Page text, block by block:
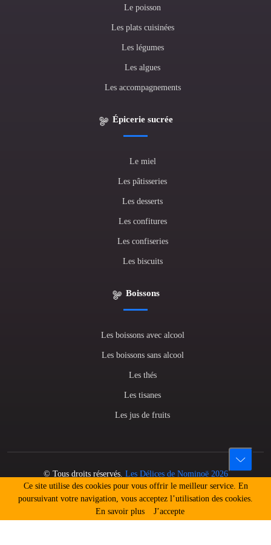
Le poisson
Les plats cuisinées
Les légumes
Les algues
Les accompagnements
Épicerie sucrée
Le miel
Les pâtisseries
Les desserts
Les confitures
Les confiseries
Les biscuits
Boissons
Les boissons avec alcool
Les boissons sans alcool
Les thés
Les tisanes
Les jus de fruits
© Tous droits réservés. Les Délices de Nominoë 2026
L'abus d'alcool est dangereux pour la santé. A consommer avec
modération.
Ce site utilise des cookies pour vous offrir le meilleur service. En
poursuivant votre navigation, vous acceptez l’utilisation des cookies.
En savoir plus
J’accepte